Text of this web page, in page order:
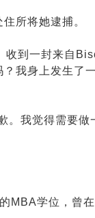
所将她逮捕。
到一封来自
我身上发生了
我觉得需要
MBA学位，曾